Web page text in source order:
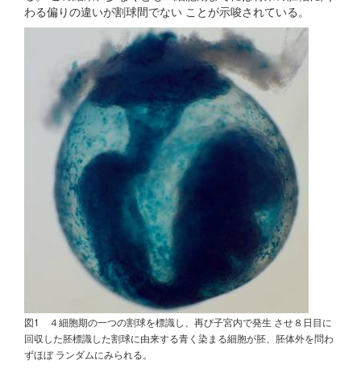
わる偏りの違いが割球間でない ことが示唆されている。
図1 ４細胞期の一つの割球を標識し、再び子宮内で発生 させ８日目に
回収した胚標識した割球に由来する青く染まる細胞が胚、胚体外を問わ
ずほぼ ランダムにみられる。